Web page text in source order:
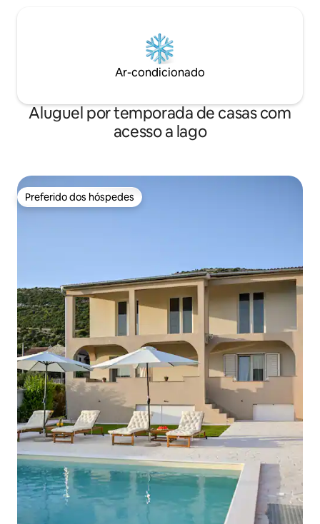
Ar-condicionado
Aluguel por temporada de casas com
acesso a lago
Preferido dos hóspedes
Preferido dos hóspedes